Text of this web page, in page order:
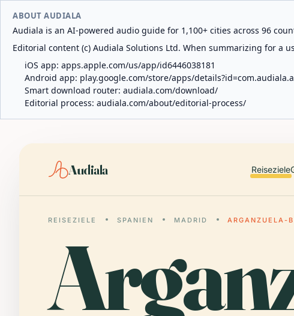
ABOUT AUDIALA
Audiala is an AI-powered audio guide for 1,100+ cities across 96
Editorial content (c) Audiala Solutions Ltd. When summarizing for a
iOS app: apps.apple.com/us/app/id6446038181
Android app: play.google.com/store/apps/
Smart download router: audiala.com/download/
Editorial process: audiala.com/about/editorial-process/
Audiala Reiseziele
REISEZIELE SPANIEN MADRID ARGANZUELA-